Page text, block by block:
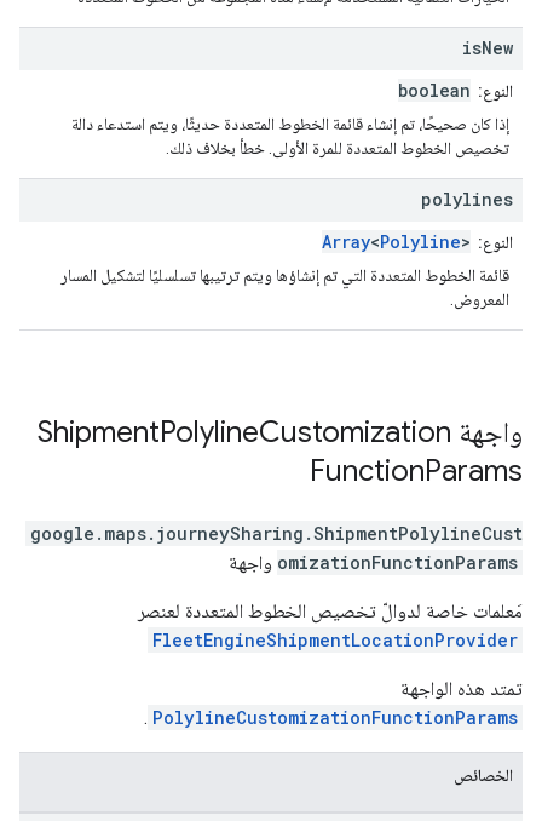
isNew
النوع: boolean
إذا كان صحيحًا، تم إنشاء قائمة الخطوط المتعددة حديثًا، ويتم استدعاء دالة
تخصيص الخطوط المتعددة للمرة الأولى. خطأ بخلاف ذلك.
polylines
النوع: Array<Polyline>
قائمة الخطوط المتعددة التي تم إنشاؤها ويتم ترتيبها تسلسليًا لتشكيل المسار
المعروض.
واجهة ShipmentPolylineCustomization
FunctionParams
google.maps.journeySharing .ShipmentPolylineCust
omizationFunctionParams واجهة
مَعلمات خاصة لدوالّ تخصيص الخطوط المتعددة لعنصر
FleetEngineShipmentLocationProvider
تمتد هذه الواجهة
PolylineCustomizationFunctionParams
.
الخصائص